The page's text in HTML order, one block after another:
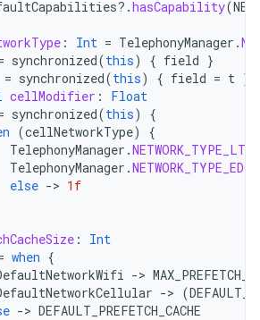
?.hasCapability(
: Int = TelephonyManager .
synchronized(this) { field }
= synchronized(this) { field = t }
cellModifier :
Float
synchronized(this)
{
(cellNetworkType)
{
TelephonyManager .NETWORK_TYPE_LTE
TelephonyManager .NETWORK_TYPE_EDGE
else -> 1f
:
Int
when {
->
-> (
-> DEFAULT_PREFETCH_CACHE